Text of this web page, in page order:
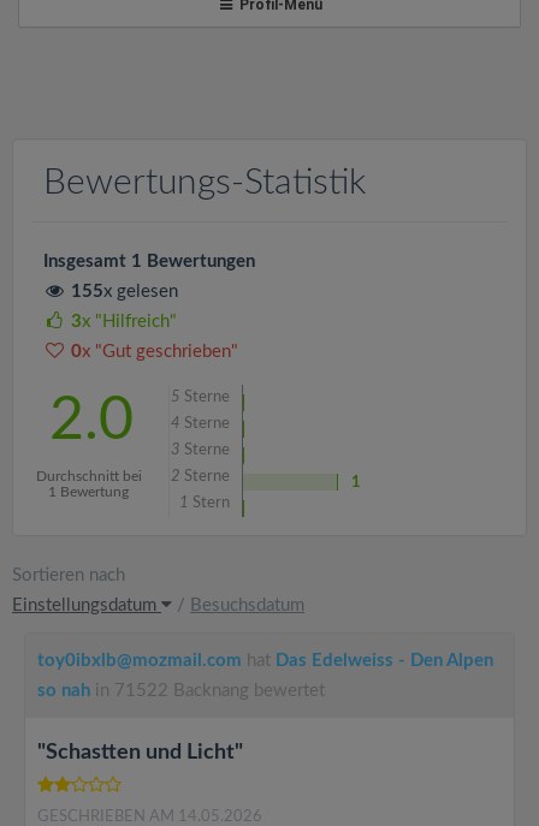
Profil-Menü
Bewertungs-Statistik
Insgesamt 1 Bewertungen
155x gelesen
3x "Hilfreich"
0x "Gut geschrieben"
2.0
Durchschnitt bei
1 Bewertung
5 Sterne
4 Sterne
3 Sterne
2 Sterne
1
1 Stern
Sortieren nach
Einstellungsdatum
/ Besuchsdatum
toy0ibxlb@mozmail.com hat Das Edelweiss - Den Alpen
so nah in 71522 Backnang bewertet
"Schastten und Licht"
GESCHRIEBEN AM 14.05.2026
a
t
i